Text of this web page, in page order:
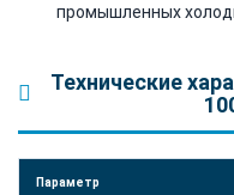
промышленных
Технические
Параметр